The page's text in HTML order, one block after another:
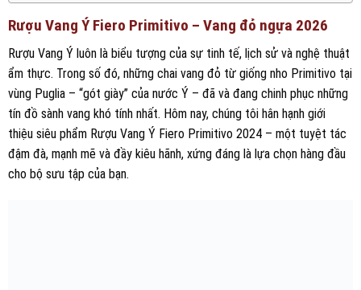
Rượu Vang Ý Fiero Primitivo – Vang đỏ ngựa 2026
Rượu Vang Ý luôn là biểu tượng của sự tinh tế, lịch sử và nghệ thuật
ẩm thực. Trong số đó, những chai vang đỏ từ giống nho Primitivo tại
vùng Puglia – “gót giày” của nước Ý – đã và đang chinh phục những
tín đồ sành vang khó tính nhất. Hôm nay, chúng tôi hân hạnh giới
thiệu siêu phẩm Rượu Vang Ý Fiero Primitivo 2024 – một tuyệt tác
đậm đà, mạnh mẽ và đầy kiêu hãnh, xứng đáng là lựa chọn hàng đầu
cho bộ sưu tập của bạn.